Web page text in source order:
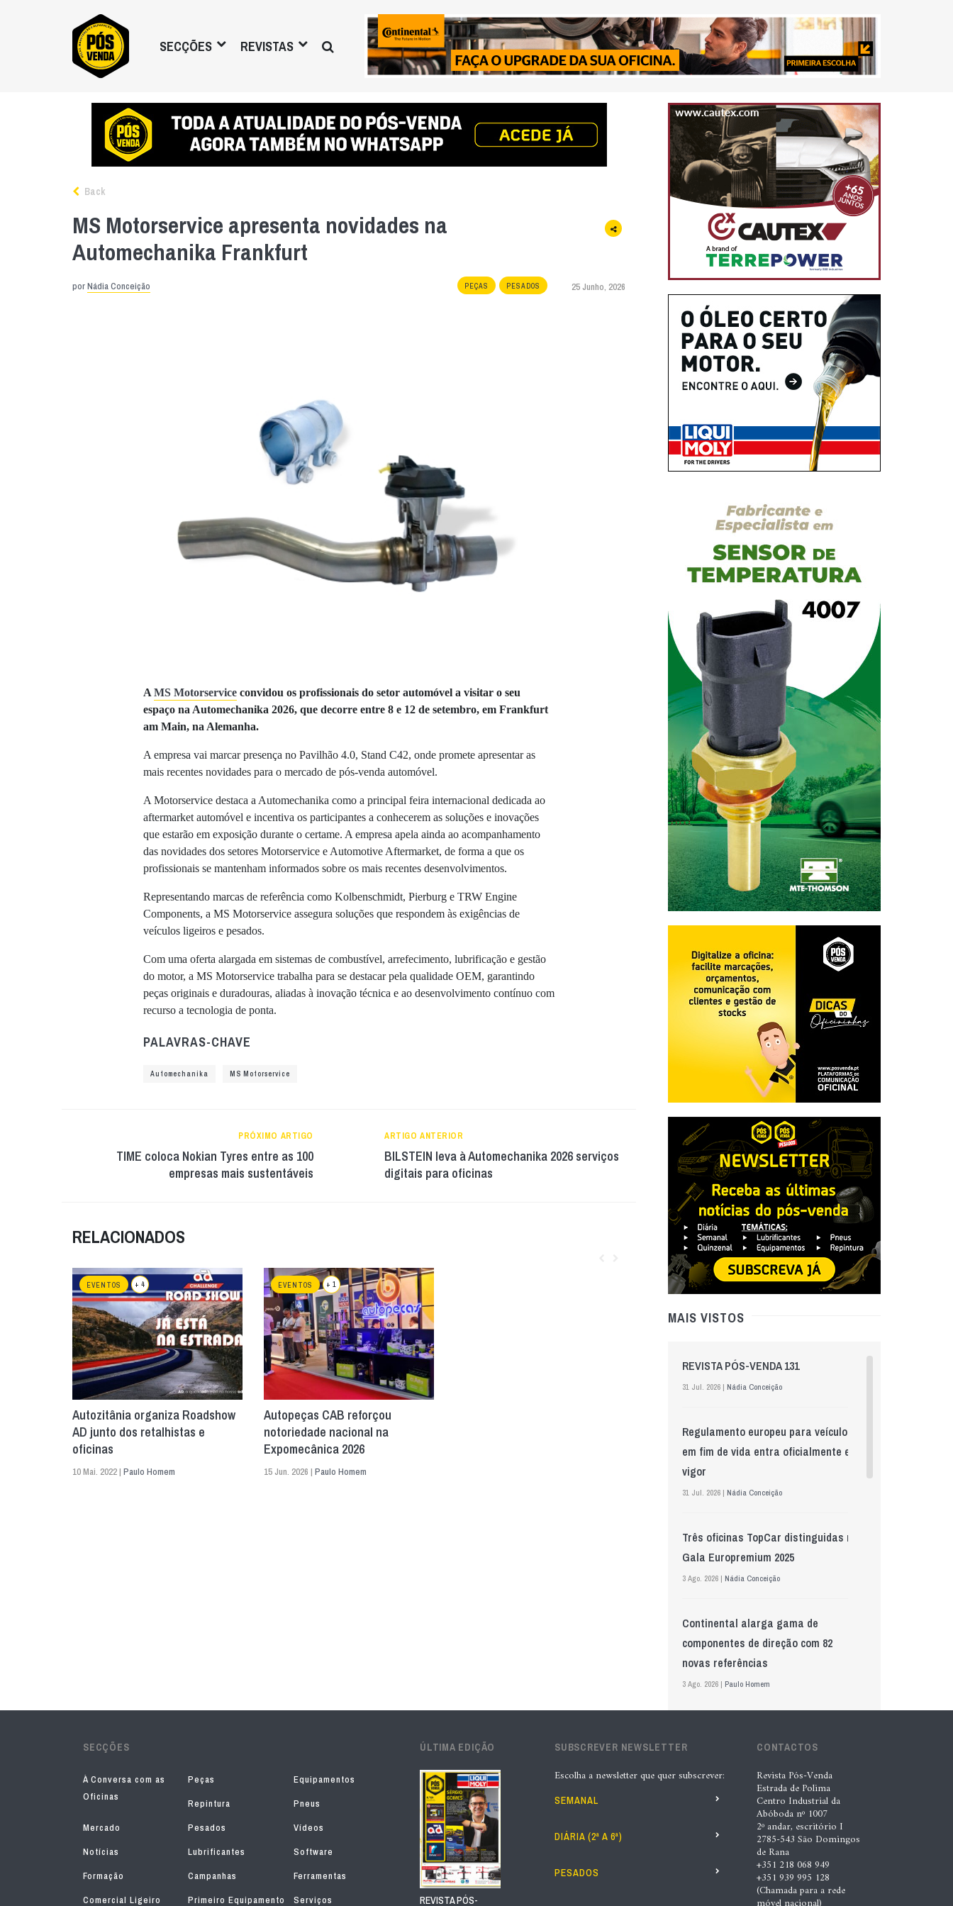
SECÇÕES REVISTAS
Back
MS Motorservice apresenta novidades na
Automechanika Frankfurt
porNádia Conceição PEÇAS PESADOS 25 Junho, 2026
A MS Motorservice convidou os profissionais do setor automóvel a visitar o seu
espaço na Automechanika 2026, que decorre entre 8 e 12 de setembro, em Frankfurt
am Main, na Alemanha.
A empresa vai marcar presença no Pavilhão 4.0, Stand C42, onde promete apresentar as
mais recentes novidades para o mercado de pós-venda automóvel.
A Motorservice destaca a Automechanika como a principal feira internacional dedicada ao
aftermarket automóvel e incentiva os participantes a conhecerem as soluções e inovações
que estarão em exposição durante o certame. A empresa apela ainda ao acompanhamento
das novidades dos setores Motorservice e Automotive Aftermarket, de forma a que os
profissionais se mantenham informados sobre os mais recentes desenvolvimentos.
Representando marcas de referência como Kolbenschmidt, Pierburg e TRW Engine
Components, a MS Motorservice assegura soluções que respondem às exigências de
veículos ligeiros e pesados.
Com uma oferta alargada em sistemas de combustível, arrefecimento, lubrificação e gestão
do motor, a MS Motorservice trabalha para se destacar pela qualidade OEM, garantindo
peças originais e duradouras, aliadas à inovação técnica e ao desenvolvimento contínuo com
recurso a tecnologia de ponta.
PALAVRAS-CHAVE
Automechanika MS Motorservice
PRÓXIMO ARTIGO
TIME coloca Nokian Tyres entre as 100
empresas mais sustentáveis
ARTIGO ANTERIOR
BILSTEIN leva à Automechanika 2026 serviços
digitais para oficinas
RELACIONADOS
EVENTOS + 4
Autozitânia organiza Roadshow
AD junto dos retalhistas e
oficinas
10 Mai. 2022 | Paulo Homem
EVENTOS + 1
Autopeças CAB reforçou
notoriedade nacional na
Expomecânica 2026
15 Jun. 2026 | Paulo Homem
MAIS VISTOS
REVISTA PÓS-VENDA 131
31 Jul. 2026 | Nádia Conceição
Regulamento europeu para veículos
em fim de vida entra oficialmente em
vigor
31 Jul. 2026 | Nádia Conceição
Três oficinas TopCar distinguidas na
Gala Europremium 2025
3 Ago. 2026 | Nádia Conceição
Continental alarga gama de
componentes de direção com 82
novas referências
3 Ago. 2026 | Paulo Homem
controlo de qualidade
5 Ago. 2026 | Nádia Conceição
GS Pro Tyres assume representação
exclusiva da Laufenn em Portugal
Paulo Homem
Wolf mostra nova geração de
SECÇÕES
À Conversa com as
Oficinas
Peças
Equipamentos
Repintura
Pneus
Mercado
Pesados
Vídeos
Notícias
Lubrificantes
Software
Formação
Campanhas
Ferramentas
Comercial Ligeiro
Primeiro Equipamento Serviços
ÚLTIMA EDIÇÃO
REVISTA PÓS-
SUBSCREVER NEWSLETTER
Escolha a newsletter que quer subscrever:
SEMANAL
DIÁRIA (2ª A 6ª)
PESADOS
CONTACTOS
Revista Pós-Venda
Estrada de Polima
Centro Industrial da
Abóboda nº 1007
2º andar, escritório I
2785-543 São Domingos
de Rana
+351 218 068 949
+351 939 995 128
(Chamada para a rede